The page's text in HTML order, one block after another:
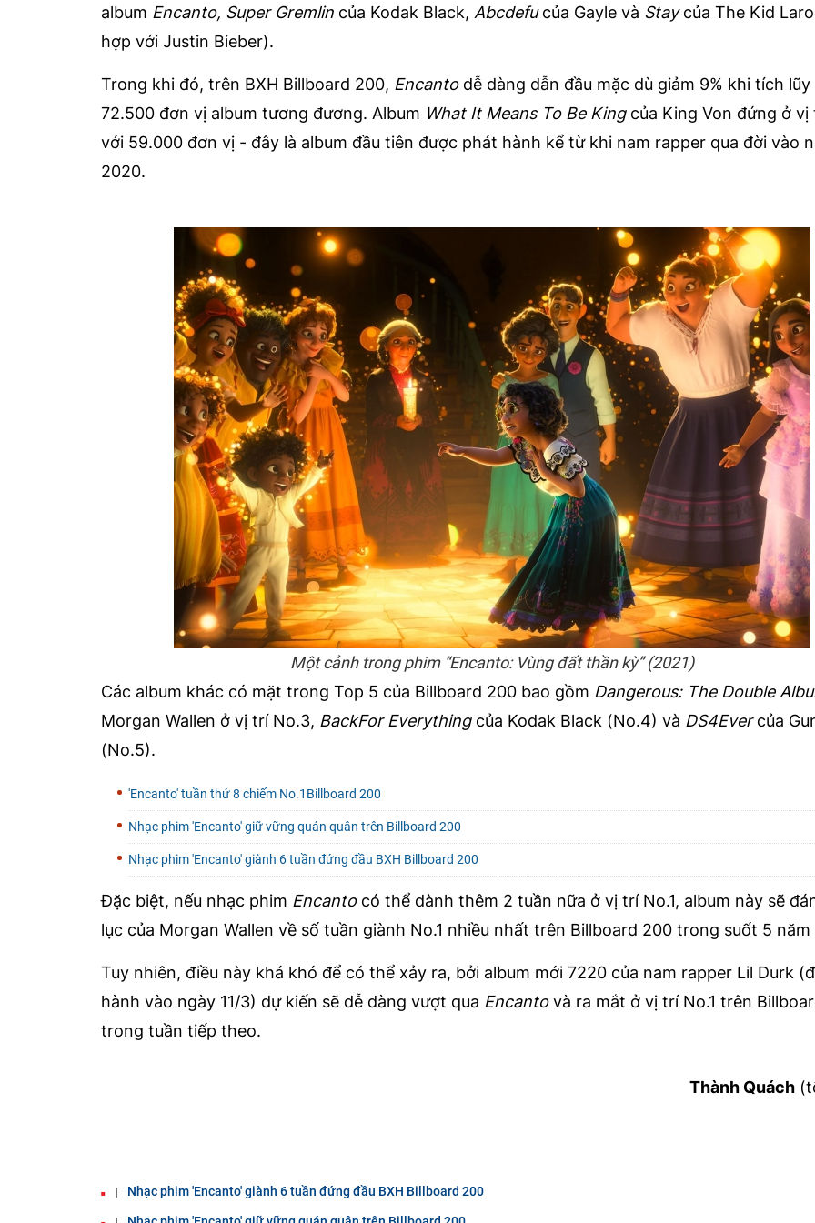
album Encanto, Super Gremlin của Kodak Black, Abcdefucủa Gayle và Staycủa The Kid
hợp với Justin Bieber).
Trong khi đó, trên BXH Billboard 200, Encantodễ dàng dẫn đầu mặc dù giảm 9% khi tích
72.500 đơn vị album tương đương. Album What It Means To Be Kingcủa King Von đứng ở vị
với 59.000 đơn vị - đây là album đầu tiên được phát hành kể từ khi nam rapper qua đời vào
2020.
Một cảnh trong phim “Encanto: Vùng đất thần kỳ” (2021)
Các album khác có mặt trong Top 5 của Billboard 200 bao gồm Dangerous: The Double
Morgan Wallen ở vị trí No.3, BackFor Everythingcủa Kodak Black (No.4) và DS4Evercủa
(No.5).
'Encanto' tuần thứ 8 chiếm No.1Billboard 200
Nhạc phim 'Encanto' giữ vững quán quân trên Billboard 200
Nhạc phim 'Encanto' giành 6 tuần đứng đầu BXH Billboard 200
Đặc biệt, nếu nhạc phim Encantocó thể dành thêm 2 tuần nữa ở vị trí No.1, album này sẽ
lục của Morgan Wallen về số tuần giành No.1 nhiều nhất trên Billboard 200 trong suốt 5 năm
Tuy nhiên, điều này khá khó để có thể xảy ra, bởi album mới 7220 của nam rapper Lil Durk
hành vào ngày 11/3) dự kiến sẽ dễ dàng vượt qua Encantovà ra mắt ở vị trí No.1 trên
trong tuần tiếp theo.
Thành Quách
Nhạc phim 'Encanto' giành 6 tuần đứng đầu BXH Billboard 200